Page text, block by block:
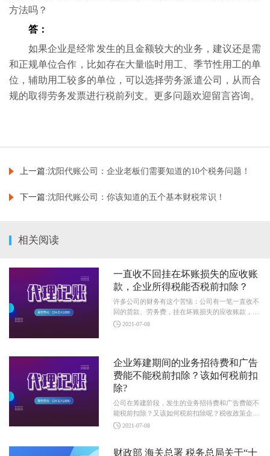
方法吗？
答：
如果企业是经常发生的且金额较大的业务，建议还是需
和正规单位合作，比如存在大量临时用工、季节性用工的单
位，辅助用工较多的单位，可以选择劳务派遣公司，从而合
规的取得劳务发票进行税前列支。更多问题欢迎留言咨询。
上一篇:沈阳代账公司：企业老板们需要知道的10个税务问题！
下一篇:沈阳代账公司：你该知道的五个基本财税常识！
相关阅读
一直收不回挂在坏账损失的应收账
款，企业所得税能否税前扣除？
许多公司的财务有这个苦恼：公司有一笔一直收不
回的货款、劳务费，挂在坏账损失的应收账款，不
2021-07-08
企业筹建期间的业务招待费和广告
费能不能税前扣除？该如何税前扣
除?
公司在筹建阶段，发生的业务招待费和广告费能不
能税前扣除？又该如何税前扣除呢？税收政策企业
2021-07-08
财政部 海关总署 税务总局关于“十